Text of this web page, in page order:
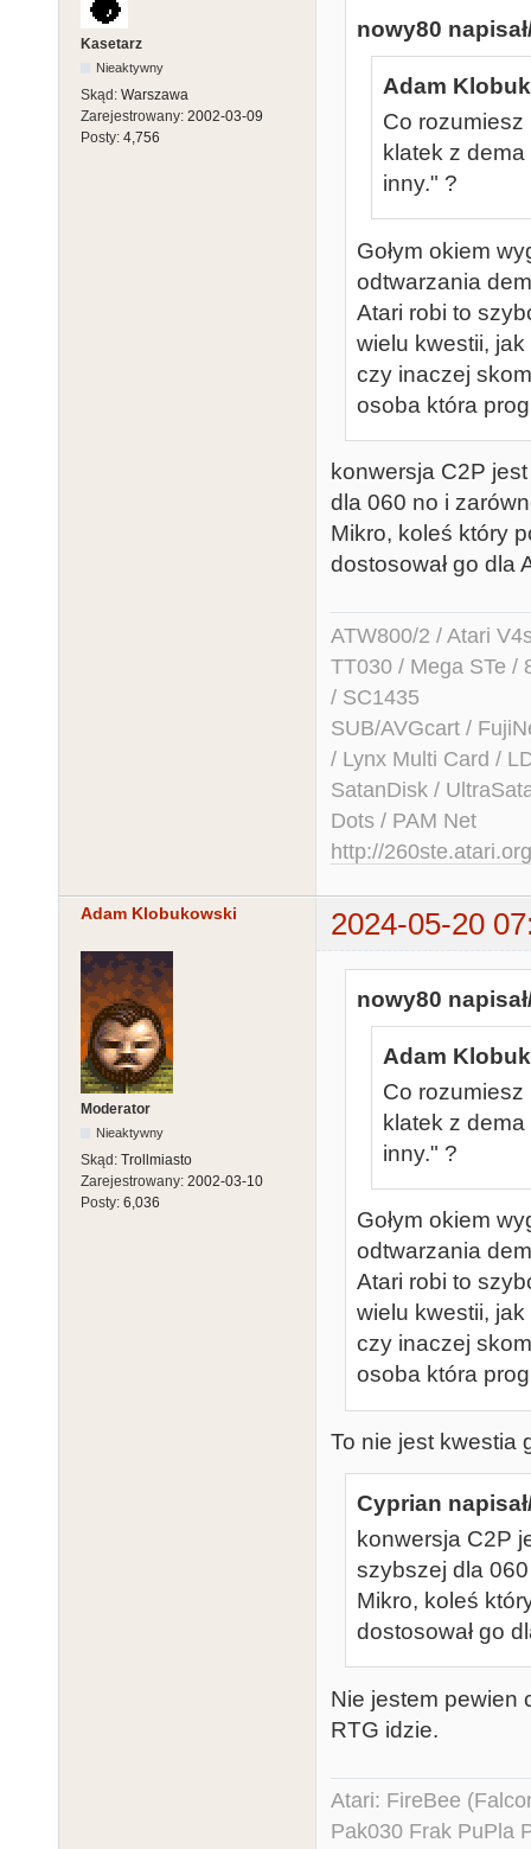
Kasetarz
Nieaktywny
Skąd: Warszawa
Zarejestrowany: 2002-03-09
Posty: 4,756
nowy80
Adam
Co
klatek z
inny." ?
Gołym okiem
odtwarzania
Atari robi to
wielu kwestii,
czy inaczej
osoba która
konwersja C2P
dla 060 no i
Mikro, koleś który
dostosował go dla
ATW800/2 / Atari
TT030 / Mega STe /
/ SC1435
SUB/AVGcart /
/ Lynx Multi Card /
SatanDisk /
Dots / PAM Net
http://260ste.atari.org
Adam Klobukowski 2024-05-20
Moderator
Nieaktywny
Skąd: Trollmiasto
Zarejestrowany: 2002-03-10
Posty: 6,036
nowy80
Adam
Co
klatek z
inny." ?
Gołym okiem
odtwarzania
Atari robi to
wielu kwestii,
czy inaczej
osoba która
To nie jest kwestia
Cyprian
konwersja C2P
szybszej dla
Mikro, koleś
dostosował go
Nie jestem pewien
RTG idzie.
Atari: FireBee
Pak030 Frak PuPla